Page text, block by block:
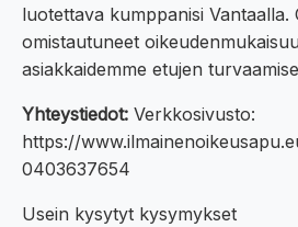
luotettava kumppanisi Vantaalla.
omistautuneet
asiakkaidemme etujen
Yhteystiedot: Verkkosivusto:
https://
0403637654
Usein kysytyt kysymykset